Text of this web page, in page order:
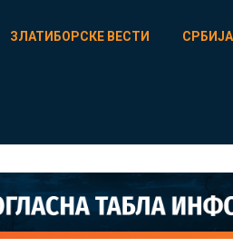
ЗЛАТИБОРСКЕ ВЕСТИ СРБИЈА